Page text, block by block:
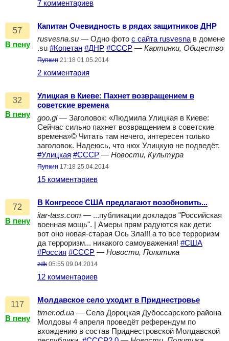
7 комментариев
57
В пену
Капитан Очевидность в рядах защитников ДНР
rusvesna.su — Одно фото с сайта rusvesna в домене
.su #Копетан #ДНР #СССР — Картинки, Общество
Пупкин 21:18 01.05.2014
2 комментария
32
В пену
Улицкая в Киеве: Пахнет возвращением в
советские времена
goo.gl— Заголовок: «Людмила Улицкая в Киеве:
Сейчас сильно пахнет возвращением в советские
времена»© Читать там нечего, интересен только
заголовок. Надеюсь, что нюх Улицкую не подведёт.
#Улицкая #СССР — Новости, Культура
Пупкин 17:18 25.04.2014
15 комментариев
72
В пену
В Конгрессе США предлагают возобновить...
itar-tass.com — ...публикации докладов "Российская
военная мощь". | Амеры прям радуются как дети:
вот оно новая-старая Ось Зла!!! а то все терроризм
да терроризм... никакого самоуважения! #США
#Россия #СССР — Новости, Политика
zdk 05:55 09.04.2014
12 комментариев
117
В пену
Молдавское село уходит в Приднестровье
timer.od.ua — Село Дороцкая Дубоссарского района
Молдовы 4 апреля проведёт референдум по
вхождению в состав Приднестровской Молдавской